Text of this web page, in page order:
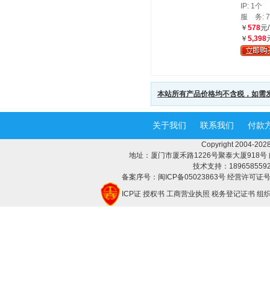
IP: 1个
服 务:
￥ 578元
￥ 5,398
本站所有产品价格均不含税，如需
关于我们 联系我们 付款
Copyright 2004-
地址：厦门市厦禾路1226号聚泰大厦918
技术支持：
备案序号：闽ICP备05023863号 经营许可证
ICP证 授权书 工商营业执照 税务登记证书 组